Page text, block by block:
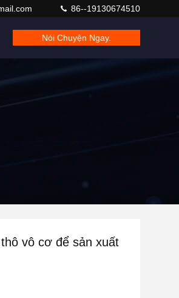
86--19130674510
Nói Chuyện Ngay.
vô cơ để sản xuất